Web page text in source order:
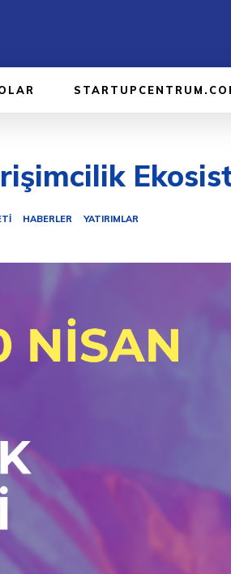
HABERLER YATIRIMLAR